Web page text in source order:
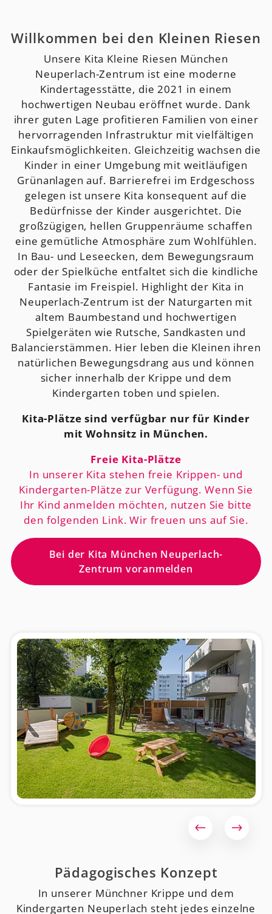
Willkommen bei den Kleinen Riesen
Unsere Kita Kleine Riesen München
Neuperlach-Zentrum ist eine moderne
Kindertagesstätte, die 2021 in einem
hochwertigen Neubau eröffnet wurde. Dank
ihrer guten Lage profitieren Familien von einer
hervorragenden Infrastruktur mit vielfältigen
Einkaufsmöglichkeiten. Gleichzeitig wachsen die
Kinder in einer Umgebung mit weitläufigen
Grünanlagen auf. Barrierefrei im Erdgeschoss
gelegen ist unsere Kita konsequent auf die
Bedürfnisse der Kinder ausgerichtet. Die
großzügigen, hellen Gruppenräume schaffen
eine gemütliche Atmosphäre zum Wohlfühlen.
In Bau- und Leseecken, dem Bewegungsraum
oder der Spielküche entfaltet sich die kindliche
Fantasie im Freispiel. Highlight der Kita in
Neuperlach-Zentrum ist der Naturgarten mit
altem Baumbestand und hochwertigen
Spielgeräten wie Rutsche, Sandkasten und
Balancierstämmen. Hier leben die Kleinen ihren
natürlichen Bewegungsdrang aus und können
sicher innerhalb der Krippe und dem
Kindergarten toben und spielen.
Kita-Plätze sind verfügbar nur für Kinder
mit Wohnsitz in München.
Freie Kita-Plätze
In unserer Kita stehen freie Krippen- und
Kindergarten-Plätze zur Verfügung. Wenn Sie
Ihr Kind anmelden möchten, nutzen Sie bitte
den folgenden Link. Wir freuen uns auf Sie.
Bei der Kita München Neuperlach-
Zentrum voranmelden
Pädagogisches Konzept
In unserer Münchner Krippe und dem
Kindergarten Neuperlach steht jedes einzelne